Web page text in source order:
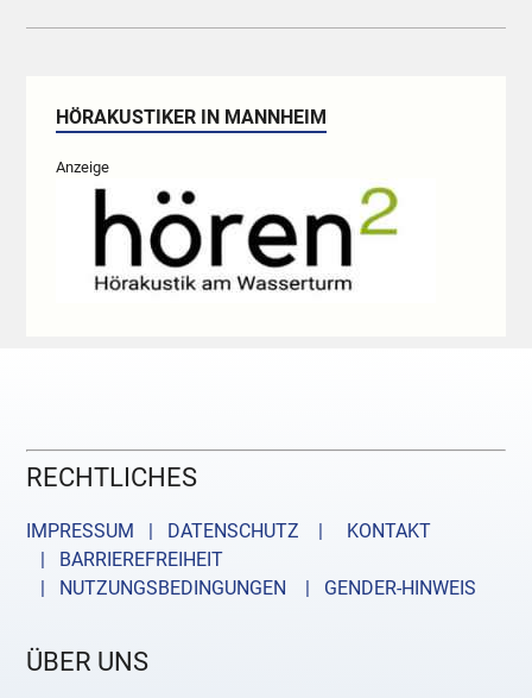
HÖRAKUSTIKER IN MANNHEIM
Anzeige
RECHTLICHES
IMPRESSUM | DATENSCHUTZ |
KONTAKT
| BARRIEREFREIHEIT
| NUTZUNGSBEDINGUNGEN
| GENDER-HINWEIS
ÜBER UNS